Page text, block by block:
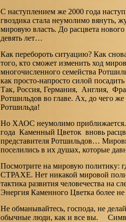
С наступлением же 2000 года
гвоздика стала неумолимо вянуть,
мировую власть. До расцвета
девять лет…
Как перебороть ситуацию? Как
того, кто сможет изменить ход
многочисленного семейства
как просто-напросто силой
Так, Россия, Германия, Англия,
Ротшильдов во главе. Ах, до чего
Ротшильда!
Но ХАОС неумолимо
года Каменный Цветок вновь
представителя Ротшильдов…
поселились в их душах, которые
Посмотрите на мировую политику:
СТРАХЕ. Нет никакой мировой
тактика развития человечества на
Энергия Каменного Цветка более
Не обманывайтесь, господа, не
обычные люди, как и все вы.